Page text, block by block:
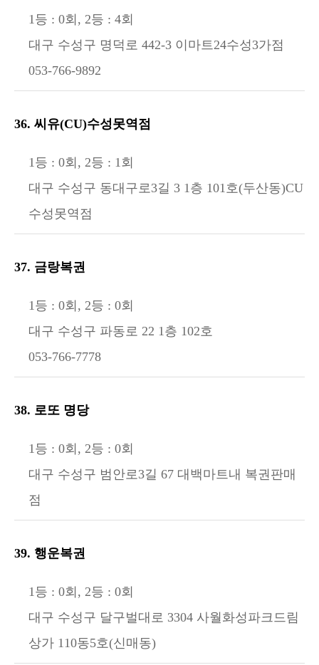
1등 : 0회, 2등 : 4회
대구 수성구 명덕로 442-3 이마트24수성3가점
053-766-9892
36. 씨유(CU)수성못역점
1등 : 0회, 2등 : 1회
대구 수성구 동대구로3길 3 1층 101호(두산동)CU
수성못역점
37. 금랑복권
1등 : 0회, 2등 : 0회
대구 수성구 파동로 22 1층 102호
053-766-7778
38. 로또 명당
1등 : 0회, 2등 : 0회
대구 수성구 범안로3길 67 대백마트내 복권판매
점
39. 행운복권
1등 : 0회, 2등 : 0회
대구 수성구 달구벌대로 3304 사월화성파크드림
상가 110동5호(신매동)